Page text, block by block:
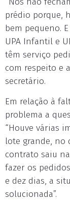
prédio porque,
bem pequeno.
UPA Infantil e
têm serviço
com respeito e
secretário.
Em relação à
problema a
“Houve várias
lote grande, no
contrato saiu
fazer os
e dez dias, a
solucionada”.